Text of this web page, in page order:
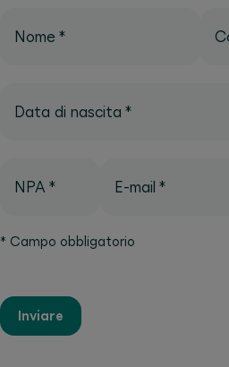
Nome *
Data di nascita *
NPA * E-mail *
* Campo obbligatorio
Inviare